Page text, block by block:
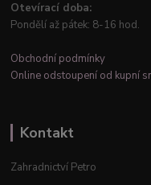
Otevírací doba:
Pondělí až pátek: 8-16 hod.
Obchodní podmínky
Online odstoupení od kupní
Kontakt
Zahradnictví Petro